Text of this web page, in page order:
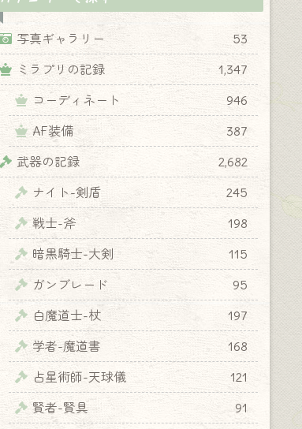
写真ギャラリー
53
ミラプリの記録
1,347
コーディネート
946
AF装備
387
武器の記録
2,682
ナイト-剣盾
245
戦士-斧
198
暗黒騎士-大剣
115
ガンブレード
95
白魔道士-杖
197
学者-魔道書
168
占星術師-天球儀
121
賢者-賢具
91